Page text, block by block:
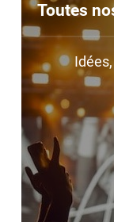
Toutes